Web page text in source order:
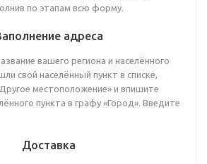
по этапам всю форму.
адреса
вашего региона и населённого
свой населённый пункт в списке,
местоположение» и впишите
пункта в графу «Город». Введите
Доставка